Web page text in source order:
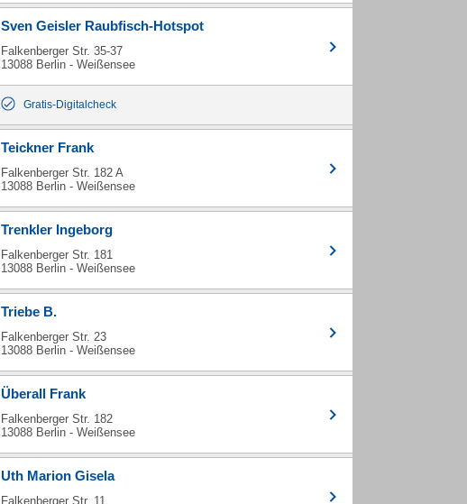
Sven Geisler Raubfisch-Hotspot
Falkenberger Str. 35-37
13088 Berlin - Weißensee
Gratis-Digitalcheck
Teickner Frank
Falkenberger Str. 182 A
13088 Berlin - Weißensee
Trenkler Ingeborg
Falkenberger Str. 181
13088 Berlin - Weißensee
Triebe B.
Falkenberger Str. 23
13088 Berlin - Weißensee
Überall Frank
Falkenberger Str. 182
13088 Berlin - Weißensee
Uth Marion Gisela
Falkenberger Str. 11